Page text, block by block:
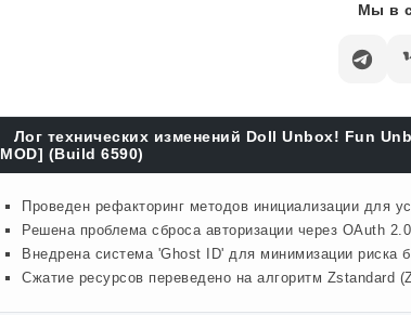
Мы в
Лог технических изменений Doll Unbox! Fun
MOD] (Build 6590)
Проведен рефакторинг методов инициализации для
Решена проблема сброса авторизации через OAuth
Внедрена система 'Ghost ID' для минимизации риска
Сжатие ресурсов переведено на алгоритм